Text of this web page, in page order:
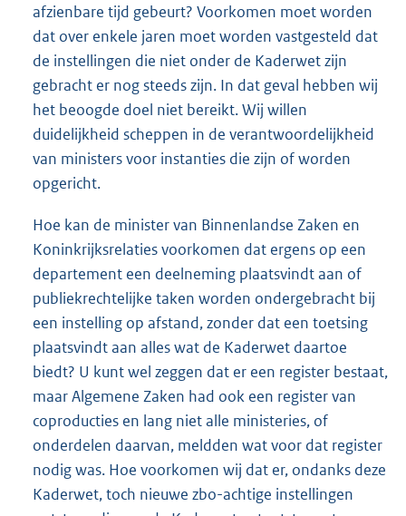
afzienbare tijd gebeurt? Voorkomen moet worden
dat over enkele jaren moet worden vastgesteld dat
de instellingen die niet onder de Kaderwet zijn
gebracht er nog steeds zijn. In dat geval hebben wij
het beoogde doel niet bereikt. Wij willen
duidelijkheid scheppen in de verantwoordelijkheid
van ministers voor instanties die zijn of worden
opgericht.
Hoe kan de minister van Binnenlandse Zaken en
Koninkrijksrelaties voorkomen dat ergens op een
departement een deelneming plaatsvindt aan of
publiekrechtelijke taken worden ondergebracht bij
een instelling op afstand, zonder dat een toetsing
plaatsvindt aan alles wat de Kaderwet daartoe
biedt? U kunt wel zeggen dat er een register bestaat,
maar Algemene Zaken had ook een register van
coproducties en lang niet alle ministeries, of
onderdelen daarvan, meldden wat voor dat register
nodig was. Hoe voorkomen wij dat er, ondanks deze
Kaderwet, toch nieuwe zbo-achtige instellingen